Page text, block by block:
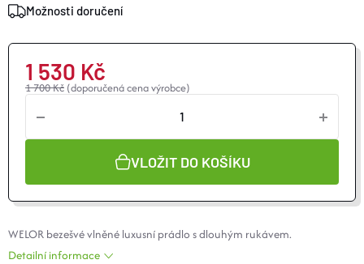
Možnosti doručení
1 700 Kč (doporučená cena výrobce)
1 530 Kč
VLOŽIT DO KOŠÍKU
WELOR bezešvé vlněné luxusní prádlo s dlouhým rukávem.
Detailní informace